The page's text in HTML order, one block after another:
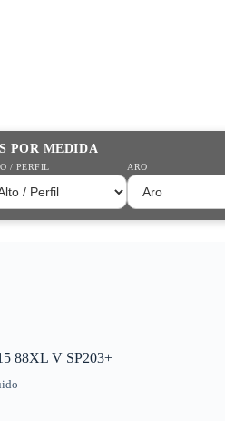
POR MEDIDA
/ PERFIL ARO
88XL V SP203+